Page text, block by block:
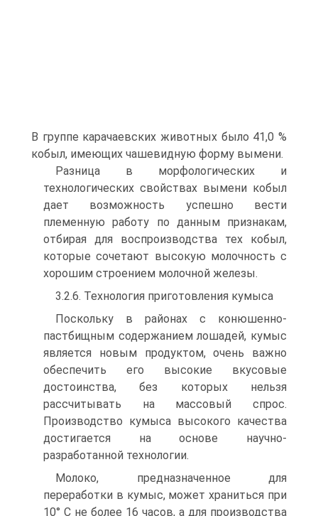
В группе карачаевских животных было 41,0 %
кобыл, имеющих чашевидную форму вымени.
Разница в морфологических и
технологических свойствах вымени кобыл
дает возможность успешно вести
племенную работу по данным признакам,
отбирая для воспроизводства тех кобыл,
которые сочетают высокую молочность с
хорошим строением молочной железы.
3.2.6. Технология приготовления кумыса
Поскольку в районах с конюшенно-
пастбищным содержанием лошадей, кумыс
является новым продуктом, очень важно
обеспечить его высокие вкусовые
достоинства, без которых нельзя
рассчитывать на массовый спрос.
Производство кумыса высокого качества
достигается на основе научно-
разработанной технологии.
Молоко, предназначенное для
переработки в кумыс, может храниться при
10° С не более 16 часов, а для производства